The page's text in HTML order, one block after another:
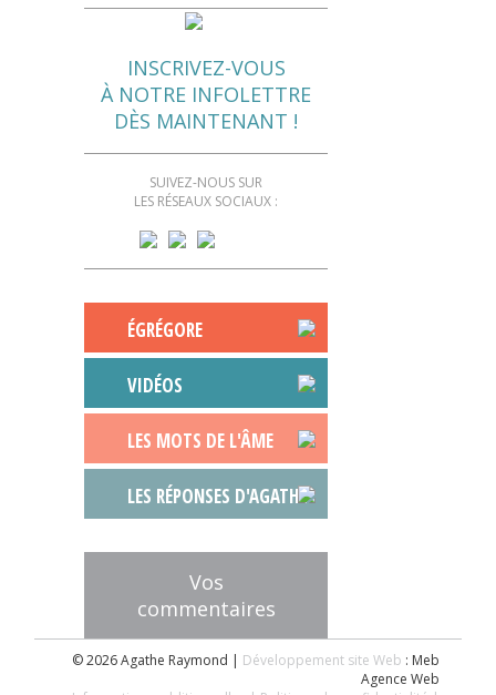
INSCRIVEZ-VOUS
À NOTRE INFOLETTRE
DÈS MAINTENANT !
SUIVEZ-NOUS SUR
LES RÉSEAUX SOCIAUX :
ÉGRÉGORE
VIDÉOS
LES MOTS DE L'ÂME
LES RÉPONSES D'AGATHE
Vos
commentaires
© 2026 Agathe Raymond | Développement site Web : Meb
Agence Web